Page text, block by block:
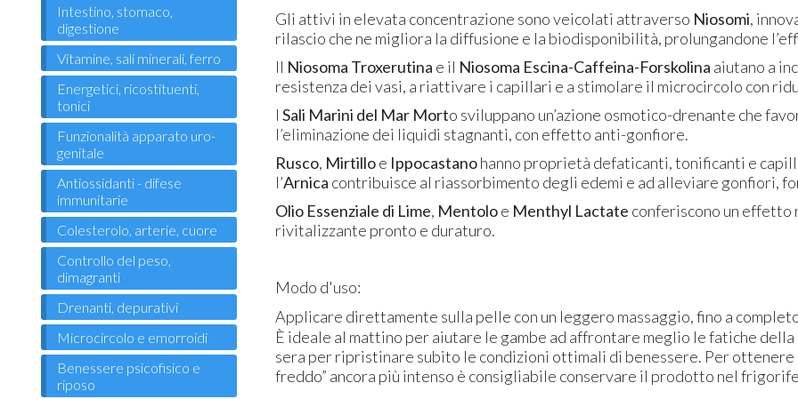
Gli attivi in elevata concentrazione sono veicolati attraverso Niosomi,
rilascio che ne migliora la diffusione e la biodisponibilità, prolungandone
Il Niosoma Troxerutina e il Niosoma Escina-Caffeina-Forskolina aiutano a
resistenza dei vasi, a riattivare i capillari e a stimolare il microcircolo con
ISali Marini del Mar Morto sviluppano un’azione osmotico-drenante che
l’eliminazione dei liquidi stagnanti, con effetto anti-gonfiore.
Rusco, Mirtilloe Ippocastanohanno proprietà defaticanti, tonificanti e
l’Arnica contribuisce al riassorbimento degli edemi e ad alleviare gonfiori,
Olio Essenziale di Lime, Mentoloe Menthyl Lactate conferiscono un effetto
rivitalizzante pronto e duraturo.
Modo d'uso:
Applicare direttamente sulla pelle con un leggero massaggio, fino a
È ideale al mattino per aiutare le gambe ad affrontare meglio le fatiche
sera per ripristinare subito le condizioni ottimali di benessere. Per ottenere
freddo” ancora più intenso è consigliabile conservare il prodotto nel
Intestino, stomaco,
digestione
Vitamine, sali minerali, ferro
Energetici, ricostituenti,
tonici
Funzionalità apparato uro-
genitale
Antiossidanti - difese
immunitarie
Colesterolo, arterie, cuore
Controllo del peso,
dimagranti
Drenanti, depurativi
Microcircolo e emorroidi
Benessere psicofisico e
riposo